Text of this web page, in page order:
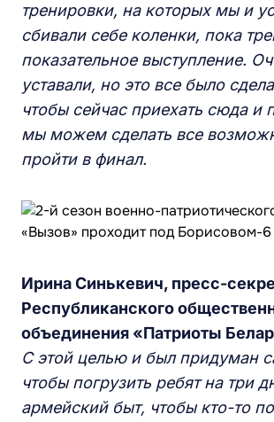
тренировки, на которых мы и
сбивали себе коленки, пока
показательное выступление.
уставали, но это все было
чтобы сейчас приехать сюда и
мы можем сделать все
пройти в финал.
Ирина Синькевич, пресс-
Республиканского
объединения «Патриоты
С этой целью и был придуман
чтобы погрузить ребят на три
армейский быт, чтобы кто-то